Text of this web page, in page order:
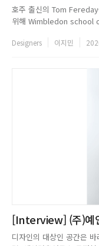
호주 출신의 Tom
위해 Wimbledon school
제를 해결하려 노력하는 것
Designers 이지민
[Interview] (주)예
디자인의 대상인 공간은